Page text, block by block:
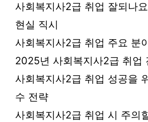
사회복지사2급 취업 잘되나
현실 직시
사회복지사2급 취업 주요 분
2025년 사회복지사2급 취업
사회복지사2급 취업 성공을
수 전략
사회복지사2급 취업 시 주의